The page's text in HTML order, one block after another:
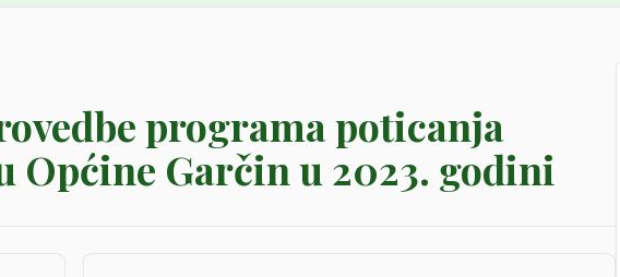
programa poticanja
Općine Garčin u 2023. godini